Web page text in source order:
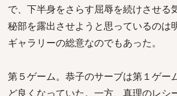
で、下半身をさらす屈辱を続けさせる
秘部を露出させようと思っているのは
ギャラリーの総意なのでもあった。
第５ゲーム。恭子のサーブは第１ゲー
ど良くなっていた。一方、真理のレシ